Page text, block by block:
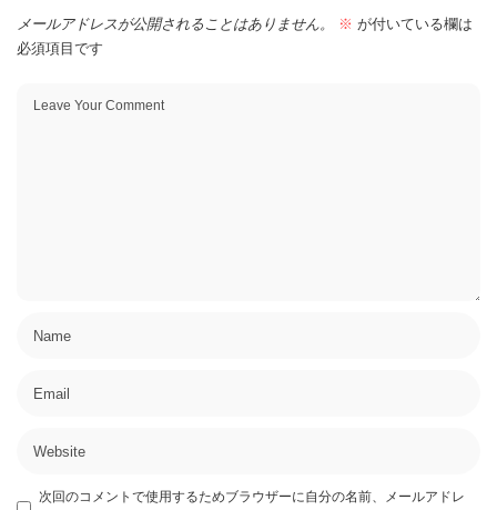
メールアドレスが公開されることはありません。 ※ が付いている欄は
必須項目です
次回のコメントで使用するためブラウザーに自分の名前、メールアドレ